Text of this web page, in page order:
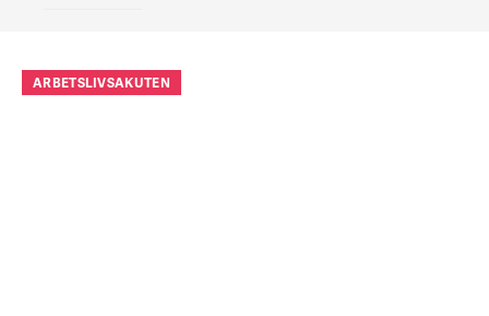
ARBETSLIVSAKUTEN